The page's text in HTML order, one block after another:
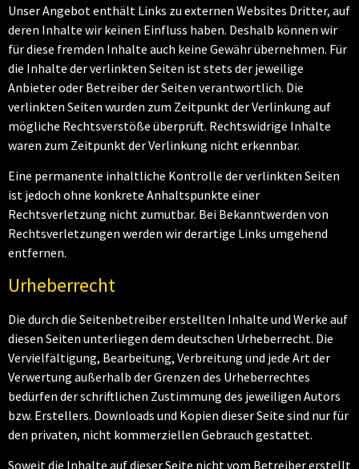
Unser Angebot enthält Links zu externen Websites Dritter, auf
deren Inhalte wir keinen Einfluss haben. Deshalb können wir
für diese fremden Inhalte auch keine Gewähr übernehmen. Für
die Inhalte der verlinkten Seiten ist stets der jeweilige
Anbieter oder Betreiber der Seiten verantwortlich. Die
verlinkten Seiten wurden zum Zeitpunkt der Verlinkung auf
mögliche Rechtsverstöße überprüft. Rechtswidrige Inhalte
waren zum Zeitpunkt der Verlinkung nicht erkennbar.
Eine permanente inhaltliche Kontrolle der verlinkten Seiten
ist jedoch ohne konkrete Anhaltspunkte einer
Rechtsverletzung nicht zumutbar. Bei Bekanntwerden von
Rechtsverletzungen werden wir derartige Links umgehend
entfernen.
Urheberrecht
Die durch die Seitenbetreiber erstellten Inhalte und Werke auf
diesen Seiten unterliegen dem deutschen Urheberrecht. Die
Vervielfältigung, Bearbeitung, Verbreitung und jede Art der
Verwertung außerhalb der Grenzen des Urheberrechtes
bedürfen der schriftlichen Zustimmung des jeweiligen Autors
bzw. Erstellers. Downloads und Kopien dieser Seite sind nur für
den privaten, nicht kommerziellen Gebrauch gestattet.
Soweit die Inhalte auf dieser Seite nicht vom Betreiber erstellt